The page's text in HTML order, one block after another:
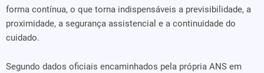
forma contínua, o que torna indispensáveis a previsibilidade, a
proximidade, a segurança assistencial e a continuidade do
cuidado.
Segundo dados oficiais encaminhados pela própria ANS em